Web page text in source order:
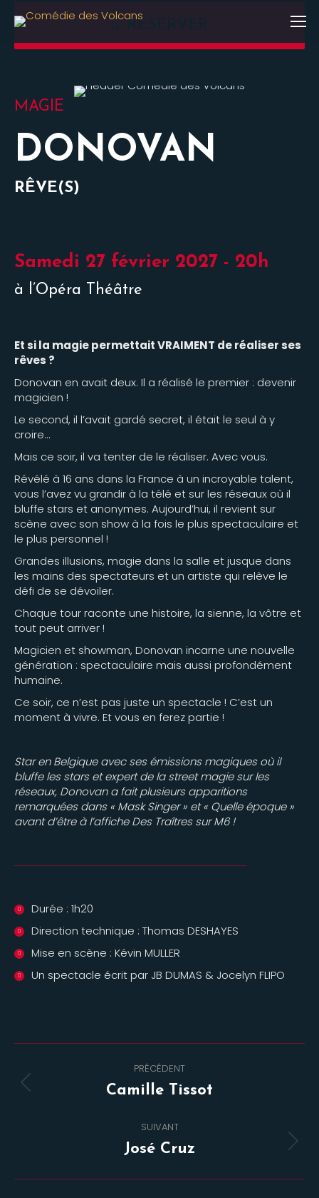
MAGIE
DONOVAN
RÊVE(S)
Samedi 27 février 2027 - 20h
à l’Opéra Théâtre
Et si la magie permettait VRAIMENT de réaliser ses
rêves ?
Donovan en avait deux. Il a réalisé le premier : devenir
magicien !
Le second, il l’avait gardé secret, il était le seul à y
croire…
Mais ce soir, il va tenter de le réaliser. Avec vous.
Révélé à 16 ans dans la France à un incroyable talent,
vous l’avez vu grandir à la télé et sur les réseaux où il
bluffe stars et anonymes. Aujourd’hui, il revient sur
scène avec son show à la fois le plus spectaculaire et
le plus personnel !
Grandes illusions, magie dans la salle et jusque dans
les mains des spectateurs et un artiste qui relève le
défi de se dévoiler.
Chaque tour raconte une histoire, la sienne, la vôtre et
tout peut arriver !
Magicien et showman, Donovan incarne une nouvelle
génération : spectaculaire mais aussi profondément
humaine.
Ce soir, ce n’est pas juste un spectacle ! C’est un
moment à vivre. Et vous en ferez partie !
Star en Belgique avec ses émissions magiques où il
bluffe les stars et expert de la street magie sur les
réseaux, Donovan a fait plusieurs apparitions
remarquées dans « Mask Singer » et « Quelle époque »
avant d’être à l’affiche Des Traîtres sur M6 !
Durée : 1h20
Direction technique : Thomas DESHAYES
Mise en scène : Kévin MULLER
Un spectacle écrit par JB DUMAS & Jocelyn FLIPO
de
PRÉCÉDENT
Onglet
Camille Tissot
SUIVANT
Projets
José Cruz